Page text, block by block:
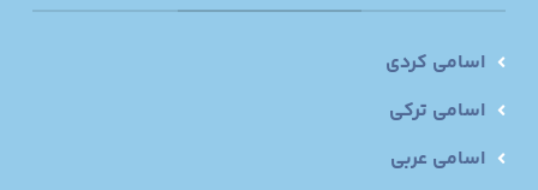
اسامی کردی
اسامی ترکی
اسامی عربی